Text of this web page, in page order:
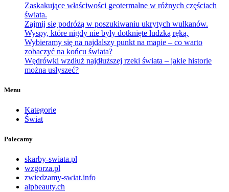
Zaskakujące właściwości geotermalne w różnych częściach
świata.
Zajmij się podróżą w poszukiwaniu ukrytych wulkanów.
Wyspy, które nigdy nie były dotknięte ludzką ręką.
Wybieramy się na najdalszy punkt na mapie – co warto
zobaczyć na końcu świata?
Wędrówki wzdłuż najdłuższej rzeki świata – jakie historie
można usłyszeć?
Menu
Kategorie
Świat
Polecamy
skarby-swiata.pl
wzgorza.pl
zwiedzamy-swiat.info
alpbeauty.ch